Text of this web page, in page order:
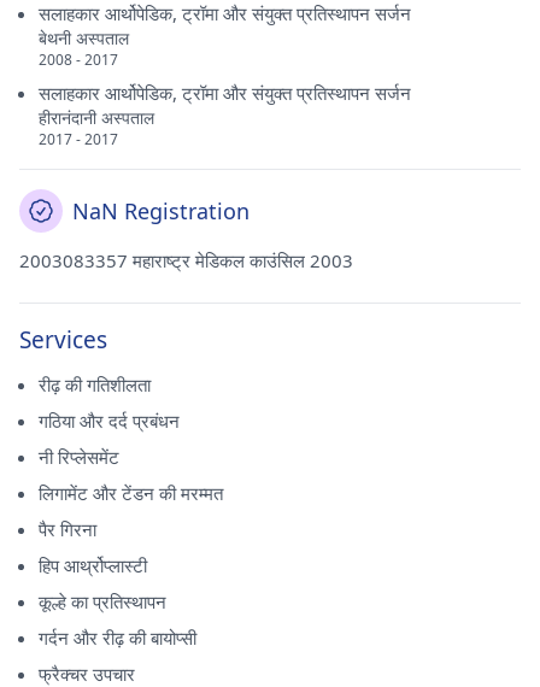
सलाहकार आर्थोपेडिक, ट्रॉमा और संयुक्त प्रतिस्थापन सर्जन
बेथनी अस्पताल
2008 - 2017
सलाहकार आर्थोपेडिक, ट्रॉमा और संयुक्त प्रतिस्थापन सर्जन
हीरानंदानी अस्पताल
2017 - 2017
NaN Registration
2003083357 महाराष्ट्र मेडिकल काउंसिल 2003
Services
रीढ़ की गतिशीलता
गठिया और दर्द प्रबंधन
नी रिप्लेसमेंट
लिगामेंट और टेंडन की मरम्मत
पैर गिरना
हिप आर्थ्रोप्लास्टी
कूल्हे का प्रतिस्थापन
गर्दन और रीढ़ की बायोप्सी
फ्रैक्चर उपचार